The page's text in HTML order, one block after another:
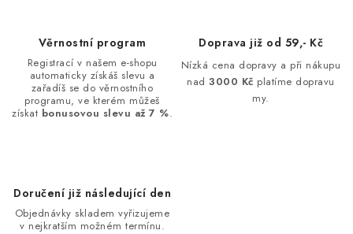
Věrnostní program
Registrací v našem e-shopu
automaticky získáš slevu a
zařadíš se do věrnostního
programu, ve kterém můžeš
získat bonusovou slevu až 7 %.
Doprava již od 59,- Kč
Nízká cena dopravy a při nákupu
nad3000 Kč platíme dopravu
my.
Doručení již následující den
Objednávky skladem vyřizujeme
v nejkratším možném termínu.